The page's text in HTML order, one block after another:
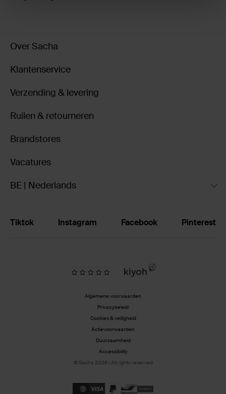
Over Sacha
Klantenservice
Verzending & levering
Ruilen & retourneren
Brandstores
Vacatures
BE | Nederlands
Tiktok Instagram Facebook Pinterest
Algemene voorwaarden
Privacybeleid
Cookies & veiligheid
Actievoorwaarden
Duurzaamheid
Accessibility
© Sacha 2026 | All rights reserved